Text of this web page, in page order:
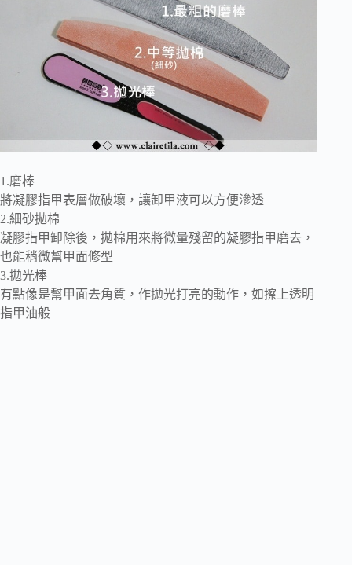
1.磨棒
將凝膠指甲表層做破壞，讓卸甲液可以方便滲透
2.細砂拋棉
凝膠指甲卸除後，拋棉用來將微量殘留的凝膠指甲磨去，
也能稍微幫甲面修型
3.拋光棒
有點像是幫甲面去角質，作拋光打亮的動作，如擦上透明
指甲油般